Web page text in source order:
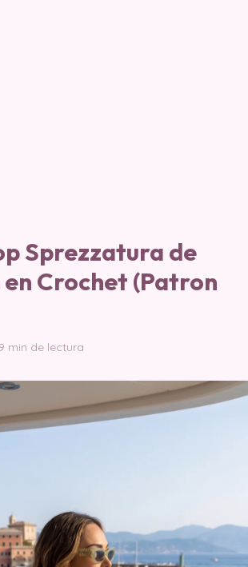
Sprezzatura de
Crochet (Patron
9 min de lectura